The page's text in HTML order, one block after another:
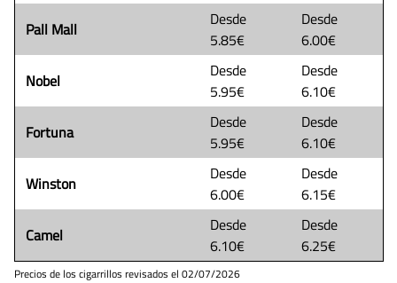
Pall Mall
Desde
5.85€
Desde
6.00€
Nobel
Desde
5.95€
Desde
6.10€
Fortuna
Desde
5.95€
Desde
6.10€
Winston
Desde
6.00€
Desde
6.15€
Camel
Desde
6.10€
Desde
6.25€
Precios de los cigarrillos revisados el 02/07/2026